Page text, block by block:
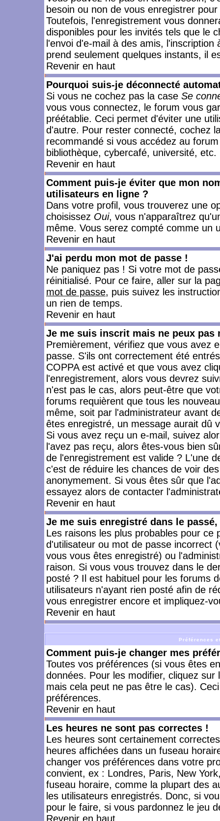
besoin ou non de vous enregistrer
Toutefois, l'enregistrement vous
disponibles pour les invités tels que le
l'envoi d'e-mail à des amis,
prend seulement quelques instants, il
Revenir en haut
Pourquoi suis-je déconnecté
Si vous ne cochez pas la case Se
vous vous connectez, le forum vous
préétablie. Ceci permet d'éviter une
d'autre. Pour rester connecté, cochez
recommandé si vous accédez au
bibliothèque, cybercafé, université, etc.
Revenir en haut
Comment puis-je éviter que mon
utilisateurs en ligne ?
Dans votre profil, vous trouverez une
choisissez Oui, vous n'apparaîtrez
même. Vous serez compté comme un
Revenir en haut
J'ai perdu mon mot de passe !
Ne paniquez pas ! Si votre mot de
réinitialisé. Pour ce faire, aller sur la
mot de passe, puis suivez les
un rien de temps.
Revenir en haut
Je me suis inscrit mais ne peux pas
Premièrement, vérifiez que vous avez
passe. S'ils ont correctement été
COPPA est activé et que vous avez
l'enregistrement, alors vous devrez
n'est pas le cas, alors peut-être que
forums requièrent que tous les
même, soit par l'administrateur avant
êtes enregistré, un message aurait dû
Si vous avez reçu un e-mail, suivez
l'avez pas reçu, alors êtes-vous bien
de l'enregistrement est valide ? L'une
c'est de réduire les chances de voir
anonymement. Si vous êtes sûr que
essayez alors de contacter
Revenir en haut
Je me suis enregistré dans le
Les raisons les plus probables pour
d'utilisateur ou mot de passe incorrect
vous vous êtes enregistré) ou
raison. Si vous vous trouvez dans le
posté ? Il est habituel pour les forums
utilisateurs n'ayant rien posté afin de
vous enregistrer encore et impliquez-
Revenir en haut
Préférences
Comment puis-je changer mes
Toutes vos préférences (si vous êtes
données. Pour les modifier, cliquez sur
mais cela peut ne pas être le cas).
préférences.
Revenir en haut
Les heures ne sont pas correctes !
Les heures sont certainement
heures affichées dans un fuseau
changer vos préférences dans votre
convient, ex : Londres, Paris, New
fuseau horaire, comme la plupart des
les utilisateurs enregistrés. Donc, si
pour le faire, si vous pardonnez le jeu
Revenir en haut